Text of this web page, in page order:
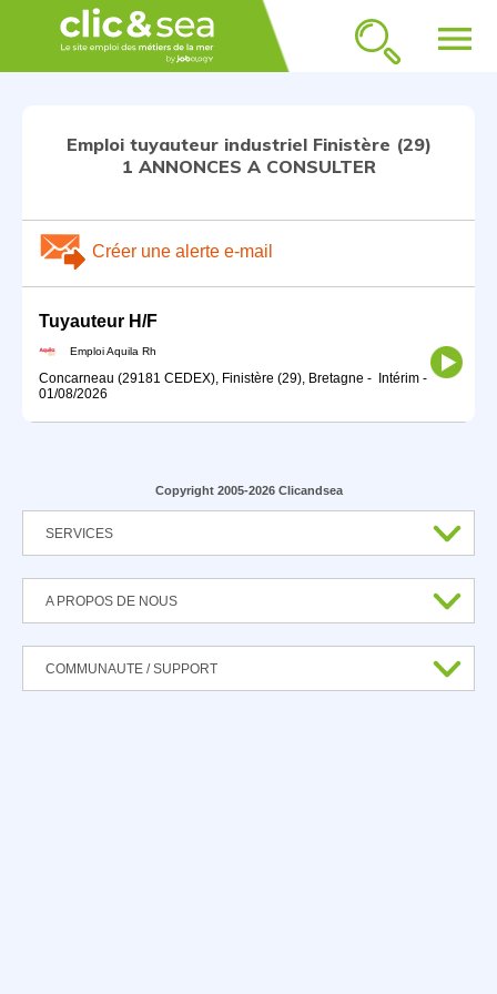
menu
Emploi tuyauteur industriel Finistère (29)
1 ANNONCES A CONSULTER
Créer une alerte e-mail
Tuyauteur H/F
Emploi Aquila Rh
Concarneau (29181 CEDEX), Finistère (29), Bretagne - Intérim -
01/08/2026
Copyright 2005-2026 Clicandsea
SERVICES
A PROPOS DE NOUS
COMMUNAUTE / SUPPORT